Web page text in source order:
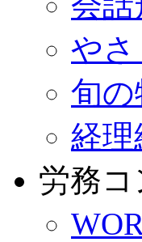
や
旬の
経
労務